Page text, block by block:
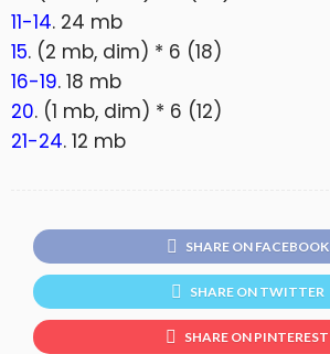
11-14. 24 mb
15. (2 mb, dim) * 6 (18)
16-19. 18 mb
20. (1 mb, dim) * 6 (12)
21-24. 12 mb
SHARE ON FACEBOOK
SHARE ON TWITTER
SHARE ON PINTEREST